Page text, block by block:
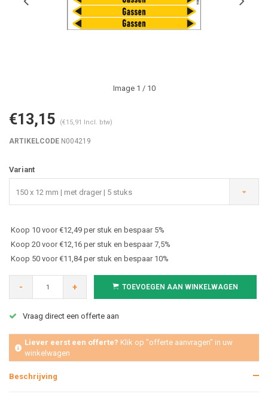
Image 1 / 10
€13,15 (€15,91 Incl. btw)
ARTIKELCODE N004219
Variant
150 x 12 mm | met drager | 5 stuks
Koop 10 voor €12,49 per stuk en bespaar 5%
Koop 20 voor €12,16 per stuk en bespaar 7,5%
Koop 50 voor €11,84 per stuk en bespaar 10%
- + TOEVOEGEN AAN WINKELWAGEN
Vraag direct een offerte aan
Liever eerst een offerte? Klik op "offerte aanvragen" in uw
winkelwagen
Beschrijving